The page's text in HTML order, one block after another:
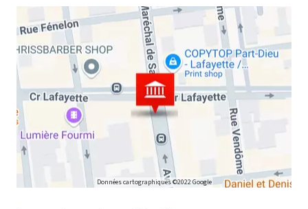
Données cartographiques ©2022 Google